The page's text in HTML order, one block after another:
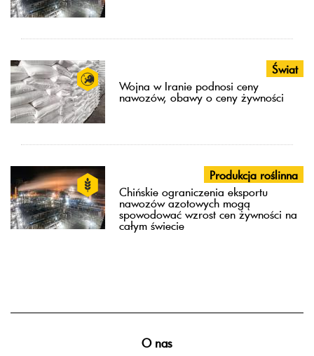
Świat
Wojna w Iranie podnosi ceny
nawozów, obawy o ceny żywności
Produkcja roślinna
Chińskie ograniczenia eksportu
nawozów azotowych mogą
spowodować wzrost cen żywności na
całym świecie
O nas